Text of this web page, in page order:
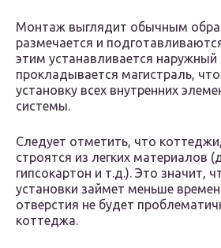
Монтаж выглядит обычным
размечается и
этим устанавливается наружный
прокладывается магистраль,
установку всех внутренних
системы.
Следует отметить, что
строятся из легких материалов
гипсокартон и т.д.). Это значит,
установки займет меньше
отверстия не будет
коттеджа.